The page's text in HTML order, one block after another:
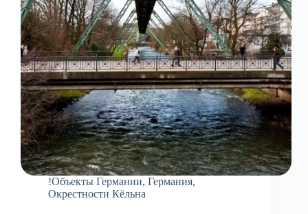
!Объекты Германии, Германия,
Окрестности Кёльна